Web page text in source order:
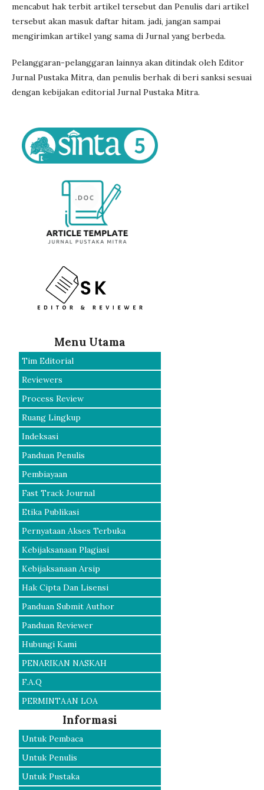
mencabut hak terbit artikel tersebut dan Penulis dari artikel
tersebut akan masuk daftar hitam. jadi, jangan sampai
mengirimkan artikel yang sama di Jurnal yang berbeda.
Pelanggaran-pelanggaran lainnya akan ditindak oleh Editor
Jurnal Pustaka Mitra, dan penulis berhak di beri sanksi sesuai
dengan kebijakan editorial Jurnal Pustaka Mitra.
Menu Utama
Tim Editorial
Reviewers
Process Review
Ruang Lingkup
Indeksasi
Panduan Penulis
Pembiayaan
Fast Track Journal
Etika Publikasi
Pernyataan Akses Terbuka
Kebijaksanaan Plagiasi
Kebijaksanaan Arsip
Hak Cipta Dan Lisensi
Panduan Submit Author
Panduan Reviewer
Hubungi Kami
PENARIKAN NASKAH
F.A.Q
PERMINTAAN LOA
Informasi
Untuk Pembaca
Untuk Penulis
Untuk Pustaka